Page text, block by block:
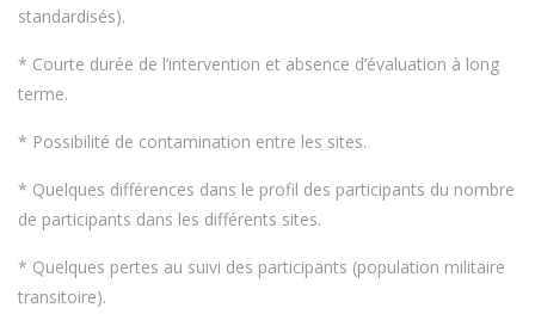
standardisés).
* Courte durée de l’intervention et absence d’évaluation à long
terme.
* Possibilité de contamination entre les sites.
* Quelques différences dans le profil des participants du nombre
de participants dans les différents sites.
* Quelques pertes au suivi des participants (population militaire
transitoire).